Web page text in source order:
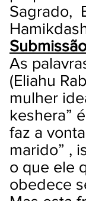
Sagrado,
As
(Eliahu
mulher
keshera”
faz a
marido” ,
o que ele
obedece